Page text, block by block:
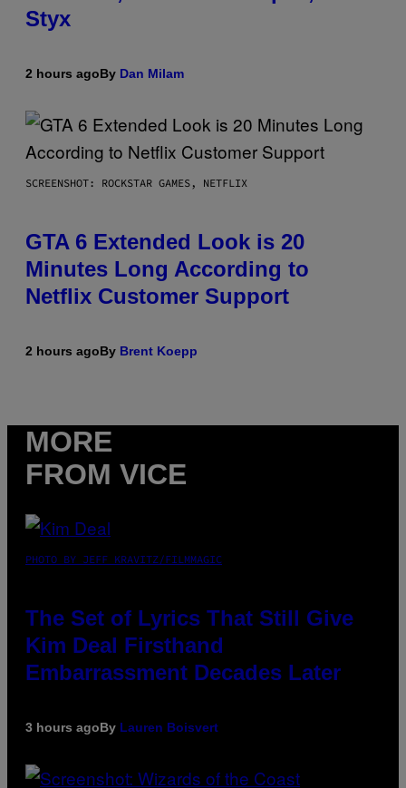
Styx
2 hours agoBy Dan Milam
SCREENSHOT: ROCKSTAR GAMES, NETFLIX
GTA 6 Extended Look is 20
Minutes Long According to
Netflix Customer Support
2 hours agoBy Brent Koepp
MORE
FROM VICE
PHOTO BY JEFF KRAVITZ/FILMMAGIC
The Set of Lyrics That Still Give
Kim Deal Firsthand
Embarrassment Decades Later
3 hours agoBy Lauren Boisvert